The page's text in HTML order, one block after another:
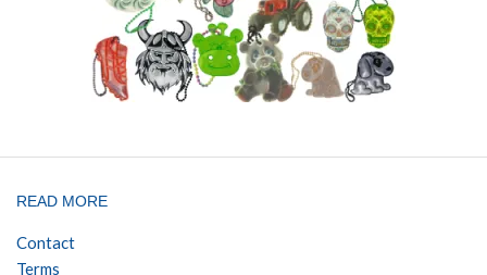
READ MORE
Contact
Terms